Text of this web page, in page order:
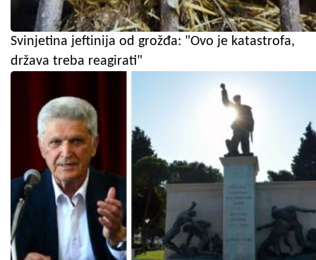
Svinjetina jeftinija od grožđa: "Ovo je katastrofa,
država treba reagirati"